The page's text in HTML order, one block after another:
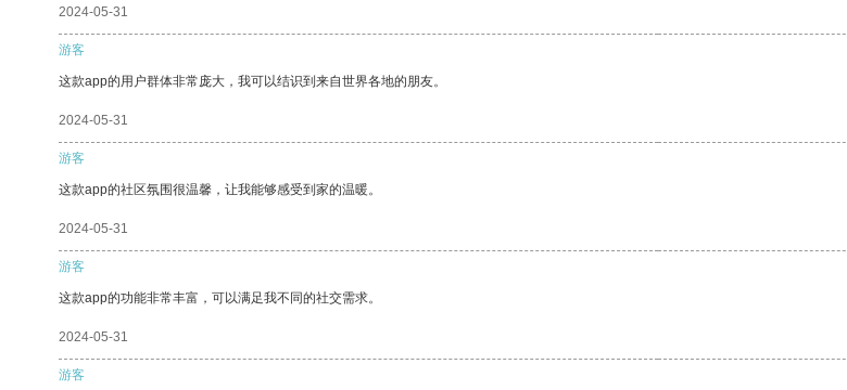
2024-05-31
游客
这款app的用户群体非常庞大，我可以结识到来自世界各地的朋友。
2024-05-31
游客
这款app的社区氛围很温馨，让我能够感受到家的温暖。
2024-05-31
游客
这款app的功能非常丰富，可以满足我不同的社交需求。
2024-05-31
游客